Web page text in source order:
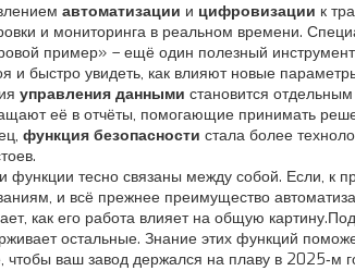
автоматизации и цифровизации к
и мониторинга в реальном времени.
пример» – ещё один полезный инструмент.
и быстро увидеть, как влияют новые
управления данными становится
её в отчёты, помогающие принимать
функция безопасности стала более
функции тесно связаны между собой. Если, к
и всё прежнее преимущество
как его работа влияет на общую
остальные. Знание этих функций
чтобы ваш завод держался на плаву в 2025‑м